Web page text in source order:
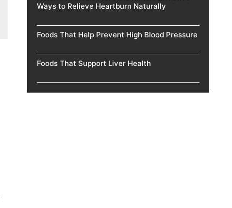
Ways to Relieve Heartburn Naturally
Foods That Help Prevent High Blood Pressure
Foods That Support Liver Health